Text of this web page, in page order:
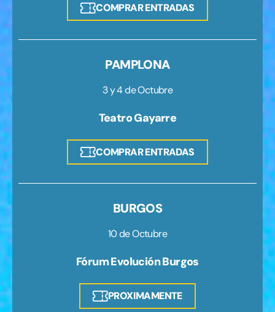
COMPRAR ENTRADAS
PAMPLONA
3 y 4 de Octubre
Teatro Gayarre
COMPRAR ENTRADAS
BURGOS
10 de Octubre
Fórum Evolución Burgos
PROXIMAMENTE